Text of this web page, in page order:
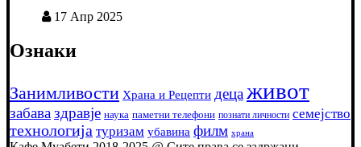
17 Апр 2025
Ознаки
Занимливости Храна и Рецепти децаживот
забаваздравје наука паметни телефони познати личности семејство
технологија туризам убавина филм храна